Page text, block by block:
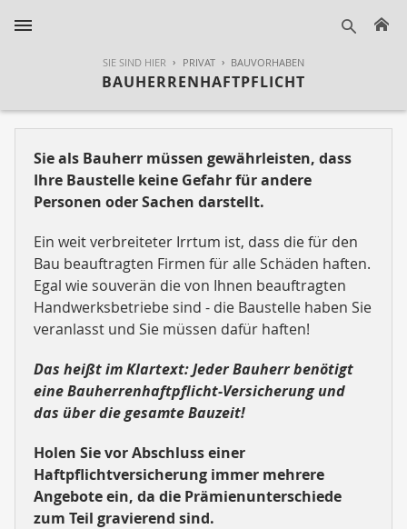
SIE SIND HIER PRIVAT BAUVORHABEN
BAUHERRENHAFTPFLICHT
Sie als Bauherr müssen gewährleisten, dass
Ihre Baustelle keine Gefahr für andere
Personen oder Sachen darstellt.
Ein weit verbreiteter Irrtum ist, dass die für den
Bau beauftragten Firmen für alle Schäden haften.
Egal wie souverän die von Ihnen beauftragten
Handwerksbetriebe sind - die Baustelle haben Sie
veranlasst und Sie müssen dafür haften!
Das heißt im Klartext: Jeder Bauherr benötigt
eine Bauherrenhaftpflicht-Versicherung und
das über die gesamte Bauzeit!
Holen Sie vor Abschluss einer
Haftpflichtversicherung immer mehrere
Angebote ein, da die Prämienunterschiede
zum Teil gravierend sind.